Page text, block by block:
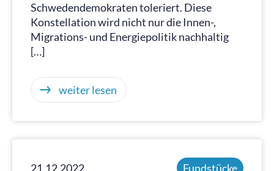
Schwedendemokraten toleriert. Diese
Konstellation wird nicht nur die Innen-,
Migrations- und Energiepolitik nachhaltig
[…]
weiter lesen
21.12.2022 Fundstücke